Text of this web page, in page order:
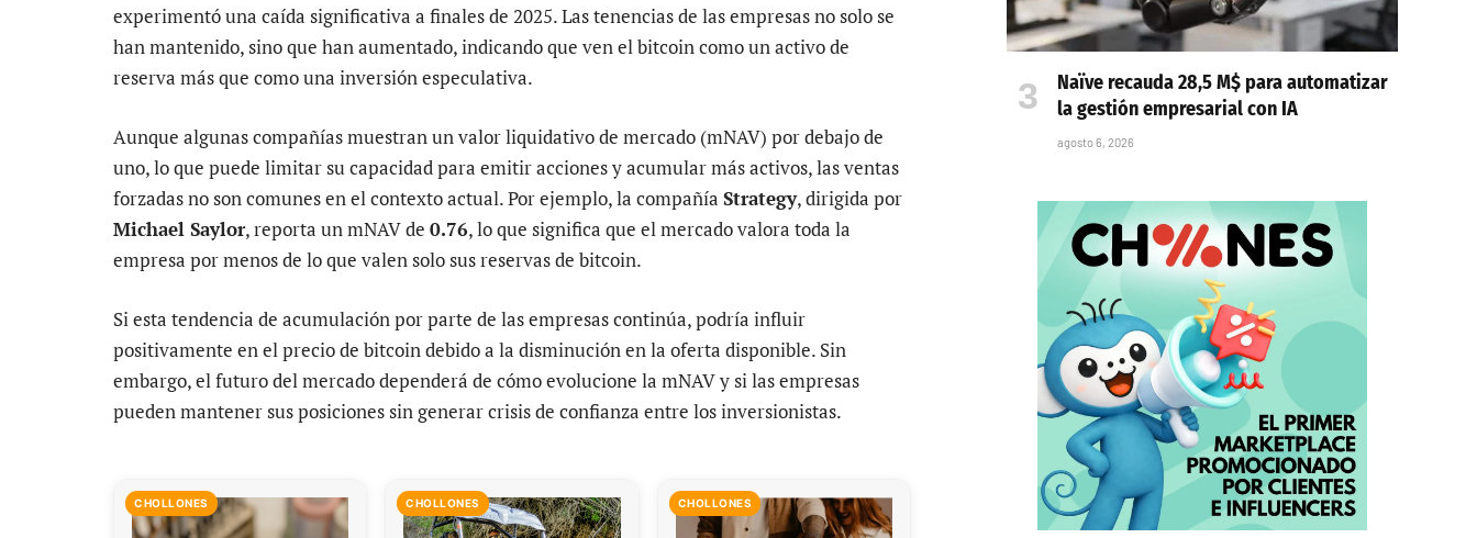
experimentó una caída significativa a finales de 2025. Las tenencias de las empresas no solo se
han mantenido, sino que han aumentado, indicando que ven el bitcoin como un activo de
reserva más que como una inversión especulativa.
Aunque algunas compañías muestran un valor liquidativo de mercado (mNAV) por debajo de
uno, lo que puede limitar su capacidad para emitir acciones y acumular más activos, las ventas
forzadas no son comunes en el contexto actual. Por ejemplo, la compañía Strategy, dirigida por
Michael Saylor, reporta un mNAV de 0.76, lo que significa que el mercado valora toda la
empresa por menos de lo que valen solo sus reservas de bitcoin.
Si esta tendencia de acumulación por parte de las empresas continúa, podría influir
positivamente en el precio de bitcoin debido a la disminución en la oferta disponible. Sin
embargo, el futuro del mercado dependerá de cómo evolucione la mNAV y si las empresas
pueden mantener sus posiciones sin generar crisis de confianza entre los inversionistas.
CHOLLONES CHOLLONES CHOLLONES
Naïve recauda 28,5 M$ para automatizar
la gestión empresarial con IA
agosto 6, 2026